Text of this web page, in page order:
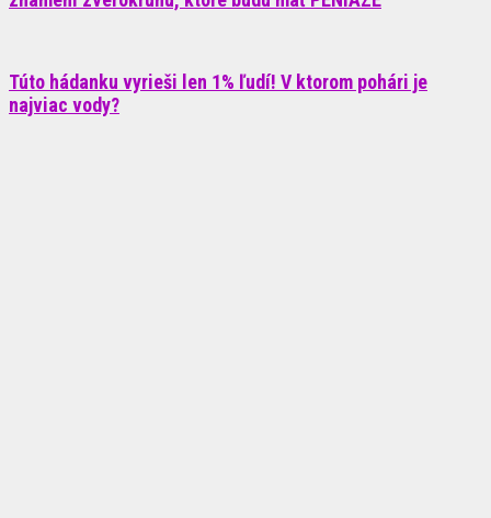
Túto hádanku vyrieši len 1% ľudí! V ktorom pohári je
najviac vody?